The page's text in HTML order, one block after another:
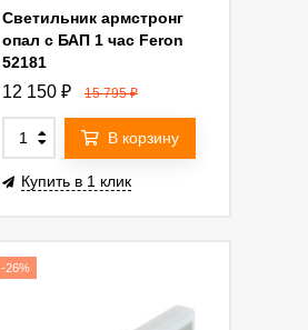
Светильник армстронг
опал с БАП 1 час Feron
52181
12 150 ₽ 15 795₽
В корзину
Купить в 1 клик
-26%